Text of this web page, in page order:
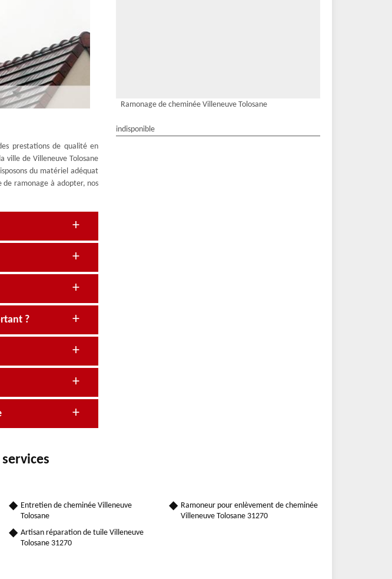
prestations de qualité en
ville de Villeneuve Tolosane
du matériel adéquat
ramonage à adopter, nos
?
Ramonage de cheminée Villeneuve Tolosane
indisponible
Entretien de cheminée Villeneuve
Tolosane
Artisan réparation de tuile Villeneuve
Tolosane 31270
Ramoneur pour enlèvement de cheminée
Villeneuve Tolosane 31270